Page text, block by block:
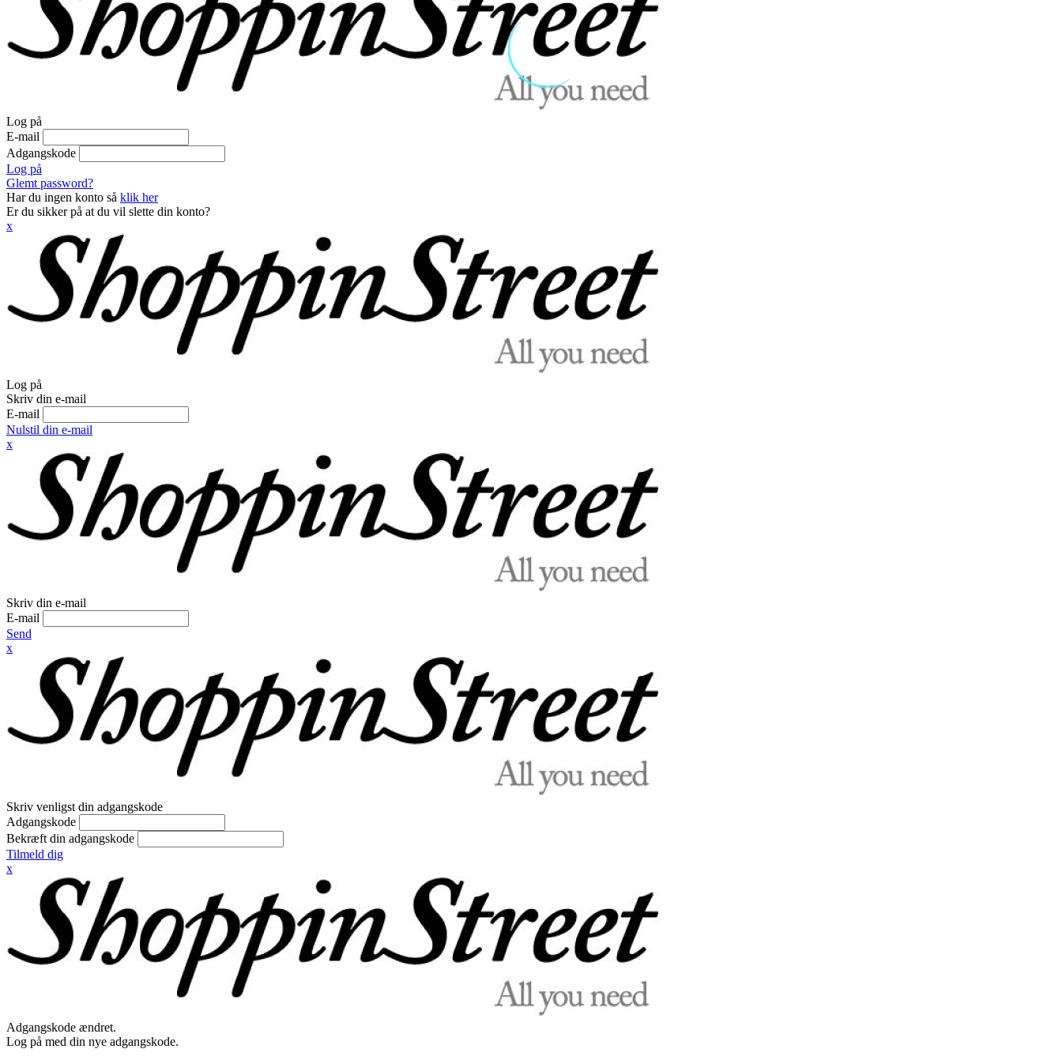
Log på
E-mail
Adgangskode
Log på
Glemt password?
Har du ingen konto så klik her
Er du sikker på at du vil slette din konto?
x
Log på
Skriv din e-mail
E-mail
Nulstil din e-mail
x
Skriv din e-mail
E-mail
Send
x
Skriv venligst din adgangskode
Adgangskode
Bekræft din adgangskode
Tilmeld dig
x
Adgangskode ændret.
Log på med din nye adgangskode.